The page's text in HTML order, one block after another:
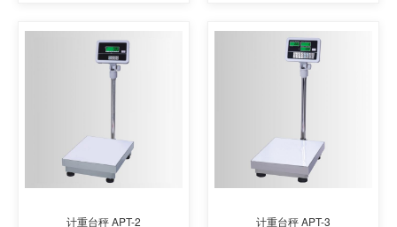
计重台秤 APT-2 计重台秤 APT-3